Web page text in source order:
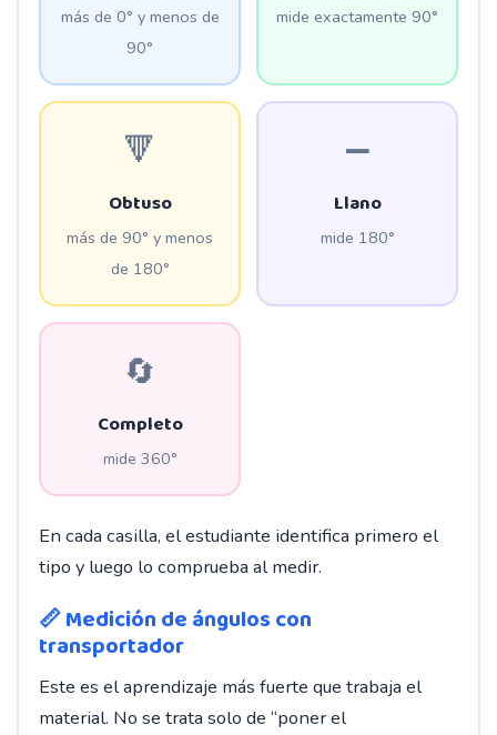
más de 0° y menos de
90°
mide exactamente 90°
🔻
Obtuso
más de 90° y menos
de 180°
➖
Llano
mide 180°
🔄
Completo
mide 360°
En cada casilla, el estudiante identifica primero el
tipo y luego lo comprueba al medir.
📏 Medición de ángulos con
transportador
Este es el aprendizaje más fuerte que trabaja el
material. No se trata solo de “poner el